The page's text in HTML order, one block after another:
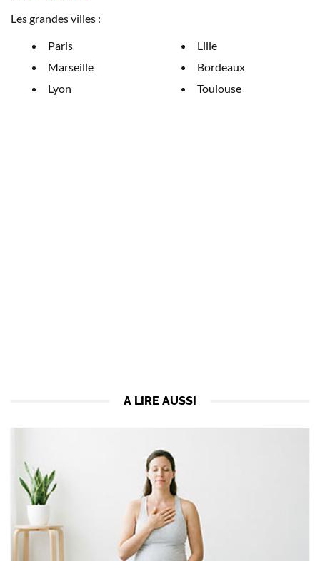
Les grandes villes :
Paris
Marseille
Lyon
Lille
Bordeaux
Toulouse
A LIRE AUSSI